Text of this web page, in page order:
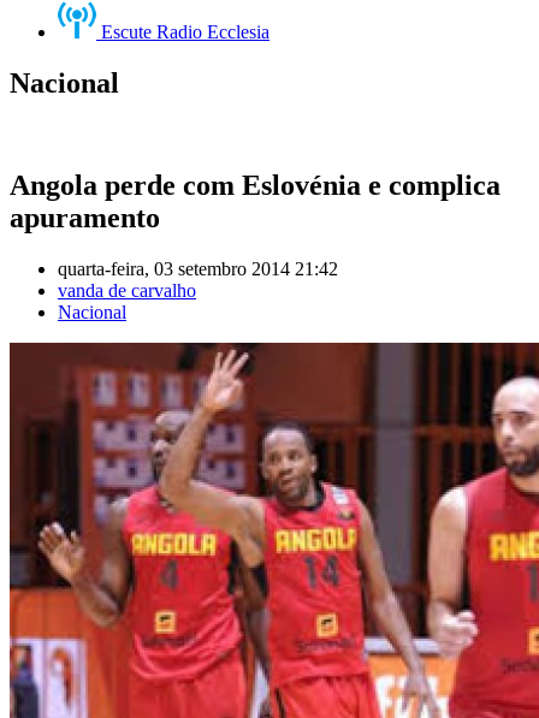
Escute Radio Ecclesia
Nacional
Angola perde com Eslovénia e complica
apuramento
quarta-feira, 03 setembro 2014 21:42
vanda de carvalho
Nacional